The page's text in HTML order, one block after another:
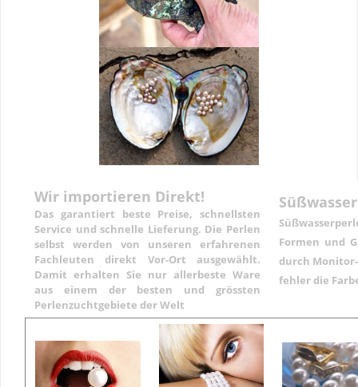
Wir importieren Direkt!
Das garantiert beste Preise, schnellsten
Service und schnelle Lieferung. Die Perlen
selbst werden von unseren erfahrenen
Fachleuten direkt Vor-Ort ausgewählt.
Damit erhalten Sie nur allerbeste Ware
aus einem der besten und grössten
Perlenzuchtgebiete der Welt
Formen und
durch
fehler die